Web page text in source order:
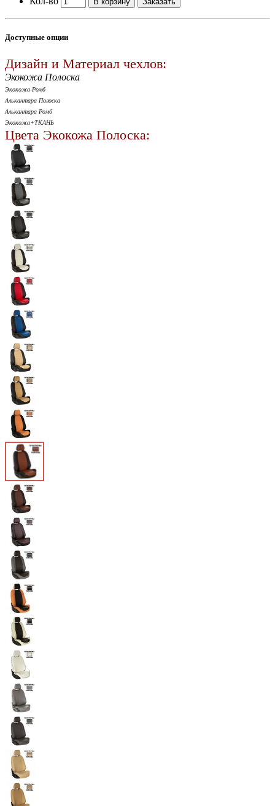
Доступные опции
Дизайн и Материал чехлов:
Экокожа Полоска
Экокожа Ромб
Алькантара Полоска
Алькантара Ромб
Экокожа+ТКАНЬ
Цвета Экокожа Полоска: